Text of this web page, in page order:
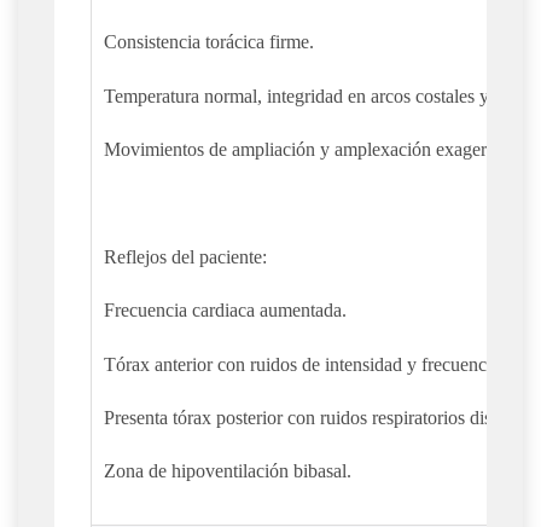
Consistencia torácica firme.
Temperatura normal, integridad en arcos costales y
Movimientos de ampliación y amplexación exagerados.
Reflejos del paciente:
Frecuencia cardiaca aumentada.
Tórax anterior con ruidos de intensidad y frecuencia.
Presenta tórax posterior con ruidos respiratorios
Zona de hipoventilación bibasal.